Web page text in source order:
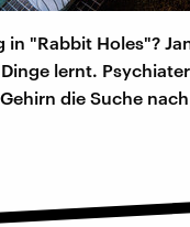
"Rabbit Holes"?
lernt.
die Suche